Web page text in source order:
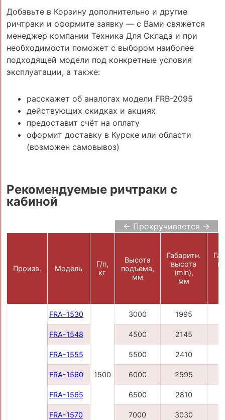
Добавьте в Корзину дополнительно и другие
ричтраки и оформите заявку — с Вами свяжется
менеджер компании Техника Для Склада и при
необходимости поможет с выбором наиболее
подходящей модели под конкретные условия
эксплуатации, а также:
расскажет об аналогах модели FRB-2095
действующих скидках и акциях
предоставит счёт на оплату
оформит доставку в Курске или области
(возможен самовывоз)
Рекомендуемые ричтраки с
кабиной
← Прокручивается →
Произв. Модель
Г/п,
кг
Высота
подъема,
мм
Габаритн.
высота
(min),
мм
FRA-1530
1500
3000 1995
FRA-1548 4500 2145
FRA-1555 5500 2410
FRA-1560 6000 2595
FRA-1565 6500 2810
FRA-1570 7000 3030